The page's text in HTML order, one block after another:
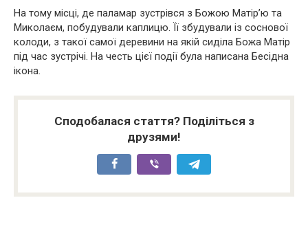
На тому місці, де паламар зустрівся з Божою Матір’ю та
Миколаєм, побудували каплицю. Її збудували із соснової
колоди, з такої самої деревини на якій сиділа Божа Матір
під час зустрічі. На честь цієї події була написана Бесідна
ікона.
Сподобалася стаття? Поділіться з
друзями!